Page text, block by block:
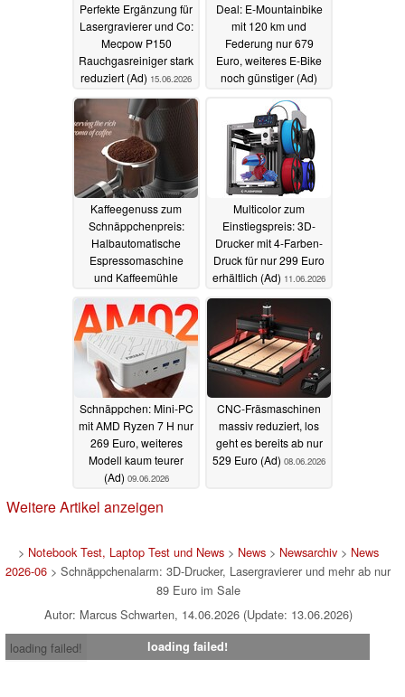
Perfekte Ergänzung für
Lasergravierer und Co:
Mecpow P150
Rauchgasreiniger stark
reduziert (Ad) 15.06.2026
Deal: E-Mountainbike
mit 120 km und
Federung nur 679
Euro, weiteres E-Bike
noch günstiger (Ad)
Kaffeegenuss zum
Schnäppchenpreis:
Halbautomatische
Espressomaschine
und Kaffeemühle
12.06.2026
Multicolor zum
Einstiegspreis: 3D-
Drucker mit 4-Farben-
Druck für nur 299 Euro
erhältlich (Ad) 11.06.2026
Schnäppchen: Mini-PC
mit AMD Ryzen 7 H nur
269 Euro, weiteres
Modell kaum teurer
(Ad) 09.06.2026
CNC-Fräsmaschinen
massiv reduziert, los
geht es bereits ab nur
529 Euro (Ad) 08.06.2026
Weitere Artikel anzeigen
> Notebook Test, Laptop Test und News> News> Newsarchiv> News
2026-06 > Schnäppchenalarm: 3D-Drucker, Lasergravierer und mehr ab nur
89 Euro im Sale
Autor: Marcus Schwarten, 14.06.2026 (Update: 13.06.2026)
loading failed!
loading failed!